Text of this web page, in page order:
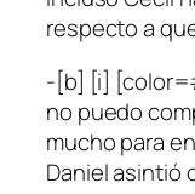
respecto a
-[b] [i]
no puedo
mucho para
Daniel asintió